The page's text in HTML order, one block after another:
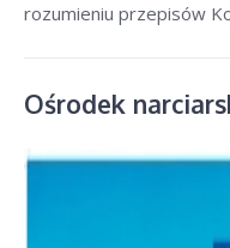
rozumieniu przepisów
Ośrodek